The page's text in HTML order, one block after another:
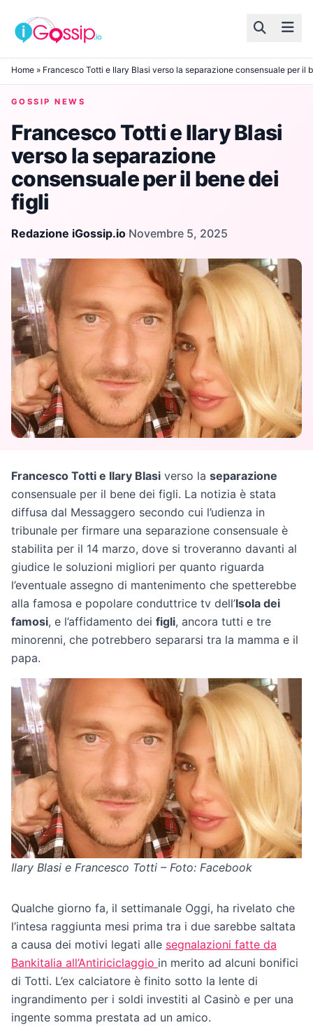
Skip to content
Home » Francesco Totti e Ilary Blasi verso la separazione consensuale per il
GOSSIP NEWS
Francesco Totti e Ilary Blasi
verso la separazione
consensuale per il bene dei
figli
Redazione iGossip.io·Novembre 5, 2025
Francesco Totti e Ilary Blasi verso la separazione
consensuale per il bene dei figli. La notizia è stata
diffusa dal Messaggero secondo cui l’udienza in
tribunale per firmare una separazione consensuale è
stabilita per il 14 marzo, dove si troveranno davanti al
giudice le soluzioni migliori per quanto riguarda
l’eventuale assegno di mantenimento che spetterebbe
alla famosa e popolare conduttrice tv dell’Isola dei
famosi, e l’affidamento dei figli, ancora tutti e tre
minorenni, che potrebbero separarsi tra la mamma e il
papa.
Ilary Blasi e Francesco Totti – Foto: Facebook
Qualche giorno fa, il settimanale Oggi, ha rivelato che
l’intesa raggiunta mesi prima tra i due sarebbe saltata
a causa dei motivi legati alle segnalazioni fatte da
Bankitalia all’Antiriciclaggio in merito ad alcuni bonifici
di Totti. L’ex calciatore è finito sotto la lente di
ingrandimento per i soldi investiti al Casinò e per una
ingente somma prestata ad un amico.